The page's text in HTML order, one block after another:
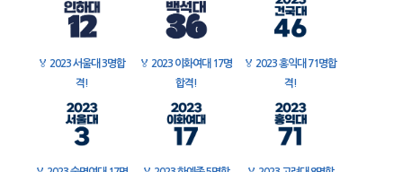
🏅 2023 서울대 3명합
격!
🏅 2023 이화여대 17명
합격!
🏅 2023 홍익대 71명합
격!